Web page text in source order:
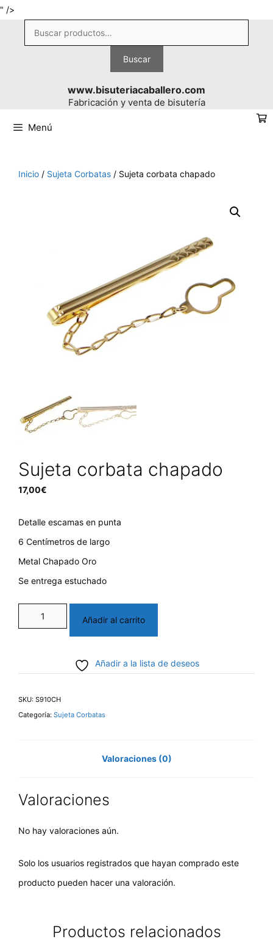
" />
contenido
Buscar
por:
Buscar
www.bisuteriacaballero.com
Fabricación y venta de bisutería
Menú
Inicio / Sujeta Corbatas / Sujeta corbata chapado
Sujeta corbata chapado
17,00€
Detalle escamas en punta
6 Centímetros de largo
Metal Chapado Oro
Se entrega estuchado
Sujeta
corbata
cantidad
Añadir al carrito
Añadir a la lista de deseos
SKU: S910CH
Categoría: Sujeta Corbatas
Valoraciones (0)
Valoraciones
No hay valoraciones aún.
Solo los usuarios registrados que hayan comprado este
producto pueden hacer una valoración.
Productos relacionados